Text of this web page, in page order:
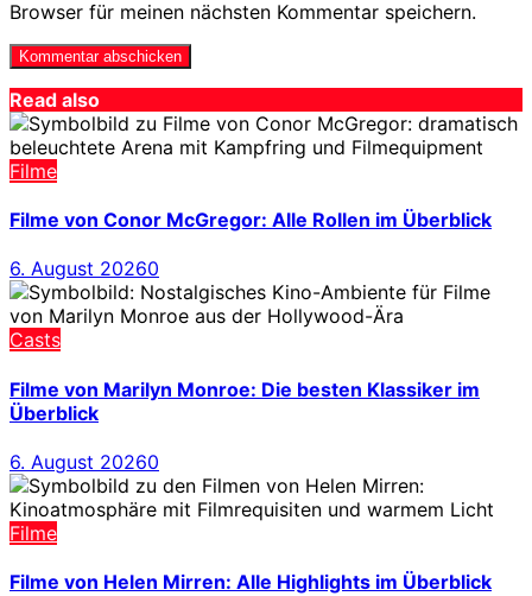
Browser für meinen nächsten Kommentar speichern.
Read also
Filme
Filme von Conor McGregor: Alle Rollen im Überblick
6. August 20260
Casts
Filme von Marilyn Monroe: Die besten Klassiker im
Überblick
6. August 20260
Filme
Filme von Helen Mirren: Alle Highlights im Überblick